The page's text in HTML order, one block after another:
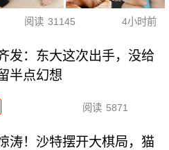
阅读 31145 4小时前
发：东大这次出手，没给
半点幻想
阅读 5871
涛！沙特摆开大棋局，猫